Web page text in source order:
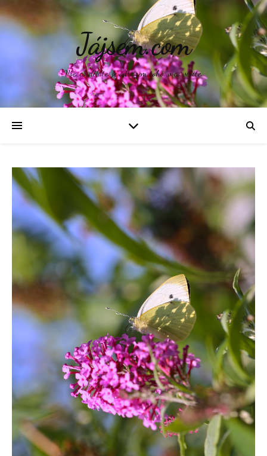
Jájsem.com
Vše, co děláte, je odrazem toho, v co věříte.